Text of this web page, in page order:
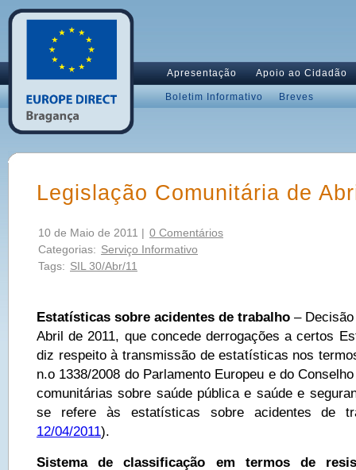
Apresentação Apoio ao Cidadão
Boletim Informativo Breves
Legislação Comunitária de
10 de Maio de 2011 | 0 Comentários
Categorias: Serviço Informativo
Tags: SIL 30/Abr/11
Estatísticas sobre acidentes de trabalho –
Abril de 2011, que concede derrogações a certos
diz respeito à transmissão de estatísticas nos
n.o 1338/2008 do Parlamento Europeu e do
comunitárias sobre saúde pública e saúde e
se refere às estatísticas sobre acidentes de
12/04/2011).
Sistema de classificação em termos de